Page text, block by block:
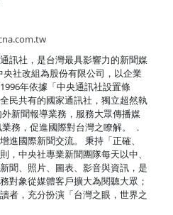
訊社，是台灣最具影響力的新聞媒
社改組為股份有限公司，以企業
年依據「中央通訊社設置條
民共有的國家通訊社，獨立超然執
新聞報導業務，服務大眾傳播媒
務，促進國際對台灣之瞭解。 ．
進國際新聞交流。 秉持「正確、
，中央社專業新聞團隊每天以中、
聞、照片、圖表、影音與資訊，是
對象從媒體客戶擴大為閱聽大眾；
者，充分扮演「台灣之眼，世界之